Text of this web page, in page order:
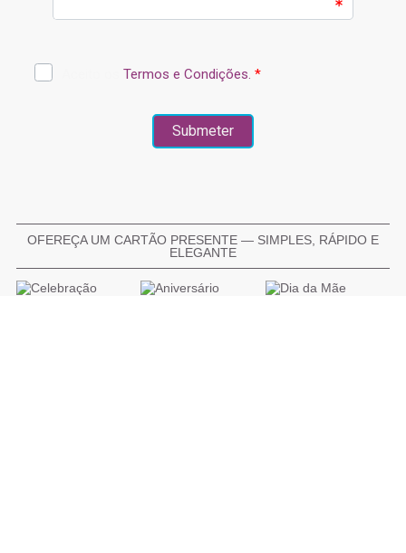
OFEREÇA UM CARTÃO PRESENTE — SIMPLES, RÁPIDO E
ELEGANTE